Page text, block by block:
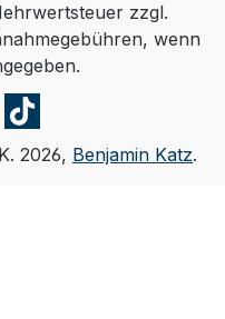
zzgl.
wenn
2026, Benjamin Katz.